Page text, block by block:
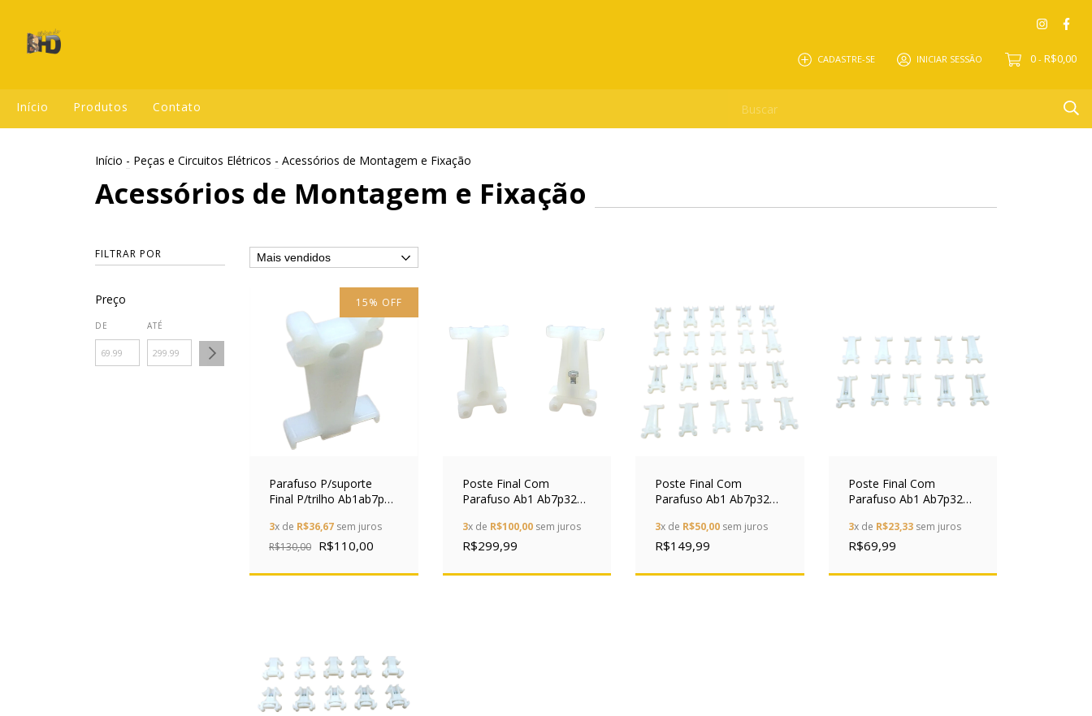
CADASTRE-SE INICIAR SESSÃO 0 - R$0,00
Início Produtos Contato
Início - Peças e Circuitos Elétricos - Acessórios de Montagem e Fixação
Acessórios de Montagem e Fixação
FILTRAR POR
Preço
DE ATÉ
15% OFF
Parafuso P/suporte
Final P/trilho Ab1ab7p32
3x de R$36,67 sem juros
R$130,00 R$110,00
Poste Final Com
Parafuso Ab1 Ab7p32
50x
3x de R$100,00sem juros
R$299,99
Poste Final Com
Parafuso Ab1 Ab7p32
20x
3x de R$50,00 sem juros
R$149,99
Poste Final Com
Parafuso Ab1 Ab7p32
10x
3x de R$23,33sem juros
R$69,99